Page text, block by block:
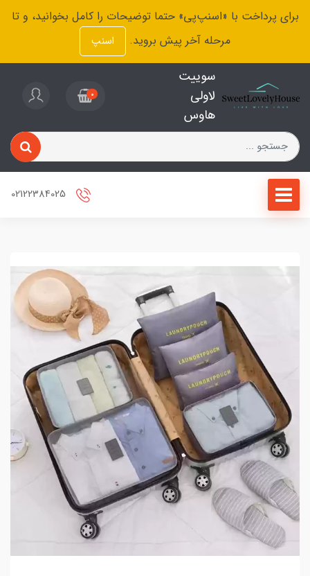
برای پرداخت با «اسنپ‌پی» حتما توضیحات را کامل بخوانید، و تا
مرحله آخر پیش بروید.
اسنپ
سوییت
لاولی
هاوس
0